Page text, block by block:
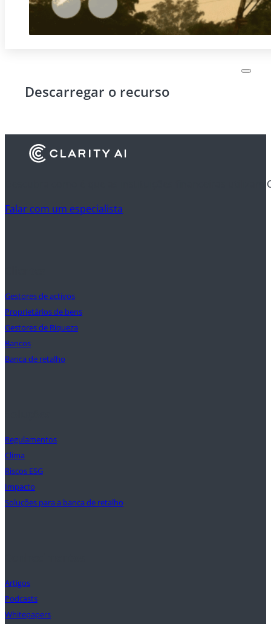
Descarregar o recurso
Descubra como é que as instituições financeiras
Falar com um especialista
Gestores de activos
Proprietários de bens
Gestores de Riqueza
Bancos
Banca de retalho
Regulamentos
Clima
Riscos ESG
Impacto
Soluções para a banca de retalho
Artigos
Podcasts
Whitepapers